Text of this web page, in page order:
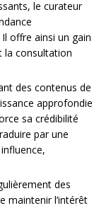
le curateur
offre ainsi un gain
la consultation
des contenus de
approfondie
sa crédibilité
par une
des
maintenir l’intérêt